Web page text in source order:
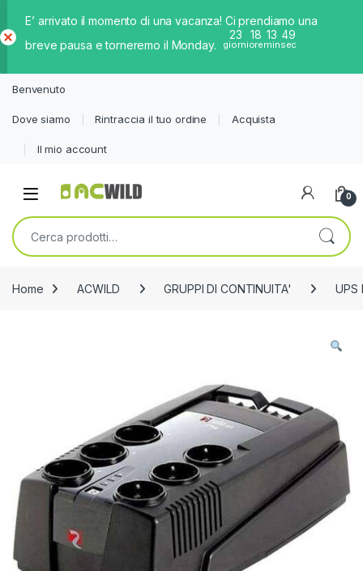
E’ arrivato il momento di una vacanza! Ci prendiamo una
breve pausa e torneremo il Monday.
23
giorni
18
ore
13
min
49
sec
iud
Benvenuto
Dove siamo Rintraccia il tuo ordine Acquista
Il mio account
0
Cerca:
Home ACWILD GRUPPI DI CONTINUITA' UPS